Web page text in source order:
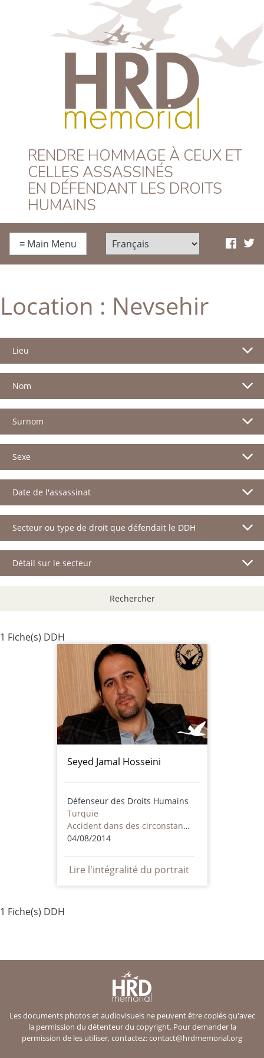
HRD Memorial –
Français
RENDRE HOMMAGE À CEUX ET
CELLES ASSASSINÉS
EN DÉFENDANT LES DROITS
HUMAINS
≡ Main Menu
Location : Nevsehir
Lieu
Nom
Surnom
Sexe
Date de l'assassinat
Secteur ou type de droit que défendait le DDH
Détail sur le secteur
Rechercher
1 Fiche(s) DDH
Seyed Jamal Hosseini
Défenseur des Droits Humains
Turquie
Accident dans des circonstances supectes
04/08/2014
Lire l'intégralité du portrait
1 Fiche(s) DDH
Les documents photos et audiovisuels ne peuvent être copiés qu'avec
la permission du détenteur du copyright. Pour demander la
permission de les utiliser, contactez:contact@hrdmemorial.org